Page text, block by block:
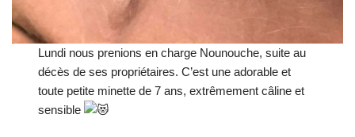
Lundi nous prenions en charge Nounouche, suite au
décès de ses propriétaires. C’est une adorable et
toute petite minette de 7 ans, extrêmement câline et
sensible